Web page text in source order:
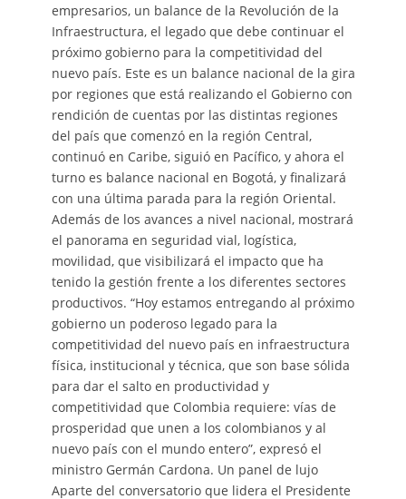
empresarios, un balance de la Revolución de la
Infraestructura, el legado que debe continuar el
próximo gobierno para la competitividad del
nuevo país. Este es un balance nacional de la gira
por regiones que está realizando el Gobierno con
rendición de cuentas por las distintas regiones
del país que comenzó en la región Central,
continuó en Caribe, siguió en Pacífico, y ahora el
turno es balance nacional en Bogotá, y finalizará
con una última parada para la región Oriental.
Además de los avances a nivel nacional, mostrará
el panorama en seguridad vial, logística,
movilidad, que visibilizará el impacto que ha
tenido la gestión frente a los diferentes sectores
productivos. “Hoy estamos entregando al próximo
gobierno un poderoso legado para la
competitividad del nuevo país en infraestructura
física, institucional y técnica, que son base sólida
para dar el salto en productividad y
competitividad que Colombia requiere: vías de
prosperidad que unen a los colombianos y al
nuevo país con el mundo entero”, expresó el
ministro Germán Cardona. Un panel de lujo
Aparte del conversatorio que lidera el Presidente